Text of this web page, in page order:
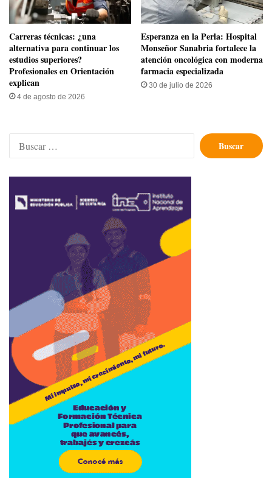
Carreras técnicas: ¿una
alternativa para continuar los
estudios superiores?
Profesionales en Orientación
explican
4 de agosto de 2026
​Esperanza en la Perla: Hospital
Monseñor Sanabria fortalece la
atención oncológica con moderna
farmacia especializada
30 de julio de 2026
Buscar: